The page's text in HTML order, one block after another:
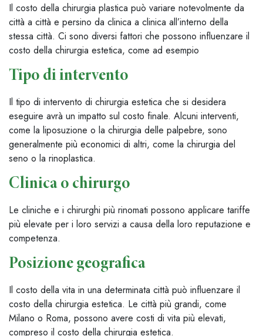
Il costo della chirurgia plastica può variare notevolmente da
città a città e persino da clinica a clinica all’interno della
stessa città. Ci sono diversi fattori che possono influenzare il
costo della chirurgia estetica, come ad esempio
Tipo di intervento
Il tipo di intervento di chirurgia estetica che si desidera
eseguire avrà un impatto sul costo finale. Alcuni interventi,
come la liposuzione o la chirurgia delle palpebre, sono
generalmente più economici di altri, come la chirurgia del
seno o la rinoplastica.
Clinica o chirurgo
Le cliniche e i chirurghi più rinomati possono applicare tariffe
più elevate per i loro servizi a causa della loro reputazione e
competenza.
Posizione geografica
Il costo della vita in una determinata città può influenzare il
costo della chirurgia estetica. Le città più grandi, come
Milano o Roma, possono avere costi di vita più elevati,
compreso il costo della chirurgia estetica.